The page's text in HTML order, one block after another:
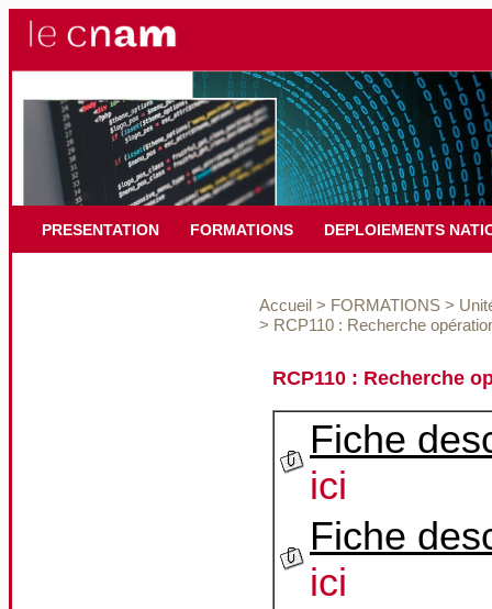
PRESENTATION FORMATIONS DEPLOIEMENTS
Accueil > FORMATIONS >
> RCP110 : Recherche
RCP110 : Recherche
Fiche
ici
Fiche
ici